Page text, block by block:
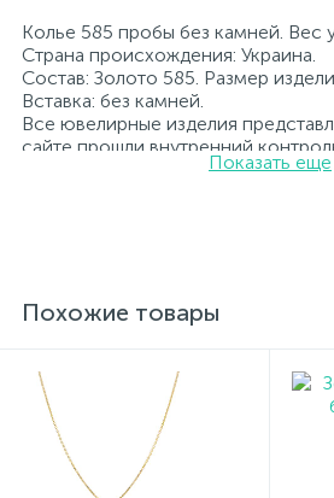
Колье 585 пробы без камней. Вес
Страна происхождения: Украина.
Состав: Золото 585. Размер
Вставка: без камней.
Все ювелирные изделия
сайте прошли внутренний
контроль государственной
особенностей цветопередачи
Показать еще
Похожие товары